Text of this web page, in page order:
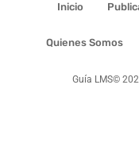
Inicio
Quienes Somos
Guía LMS©